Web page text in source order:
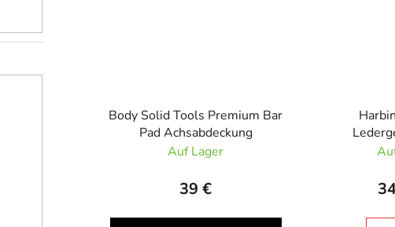
Body Solid Tools Premium Bar
Pad Achsabdeckung
Auf Lager
39 €